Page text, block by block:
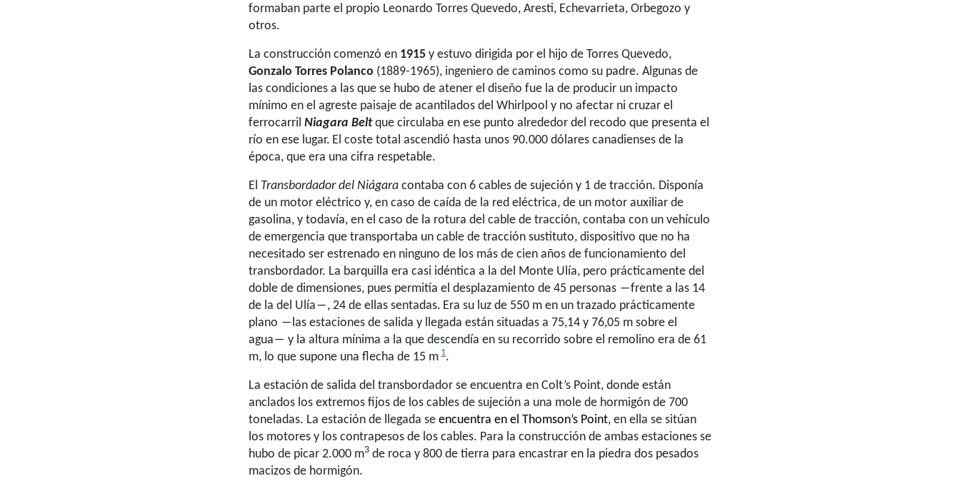
formaban parte el propio Leonardo Torres Quevedo, Aresti, Echevarrieta, Orbegozo y
otros.
La construcción comenzó en 1915 y estuvo dirigida por el hijo de Torres Quevedo,
Gonzalo Torres Polanco (1889-1965), ingeniero de caminos como su padre. Algunas de
las condiciones a las que se hubo de atener el diseño fue la de producir un impacto
mínimo en el agreste paisaje de acantilados del Whirlpool y no afectar ni cruzar el
ferrocarril Niagara Beltque circulaba en ese punto alrededor del recodo que presenta el
río en ese lugar. El coste total ascendió hasta unos 90.000 dólares canadienses de la
época, que era una cifra respetable.
El Transbordador del Niágara contaba con 6 cables de sujeción y 1 de tracción. Disponía
de un motor eléctrico y, en caso de caída de la red eléctrica, de un motor auxiliar de
gasolina, y todavía, en el caso de la rotura del cable de tracción, contaba con un vehículo
de emergencia que transportaba un cable de tracción sustituto, dispositivo que no ha
necesitado ser estrenado en ninguno de los más de cien años de funcionamiento del
transbordador. La barquilla era casi idéntica a la del Monte Ulía, pero prácticamente del
doble de dimensiones, pues permitía el desplazamiento de 45 personas ―frente a las 14
de la del Ulía―, 24 de ellas sentadas. Era su luz de 550 m en un trazado prácticamente
plano ―las estaciones de salida y llegada están situadas a 75,14 y 76,05 m sobre el
agua― y la altura mínima a la que descendía en su recorrido sobre el remolino era de 61
m, lo que supone una flecha de 15 m 1.
La estación de salida del transbordador se encuentra en Colt’s Point, donde están
anclados los extremos fijos de los cables de sujeción a una mole de hormigón de 700
toneladas. La estación de llegada se encuentra en el Thomson’s Point, en ella se sitúan
los motores y los contrapesos de los cables. Para la construcción de ambas estaciones se
hubo de picar 2.000 m3 de roca y 800 de tierra para encastrar en la piedra dos pesados
macizos de hormigón.